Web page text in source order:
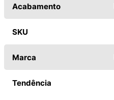
Acabamento
SKU
Marca
Tendência